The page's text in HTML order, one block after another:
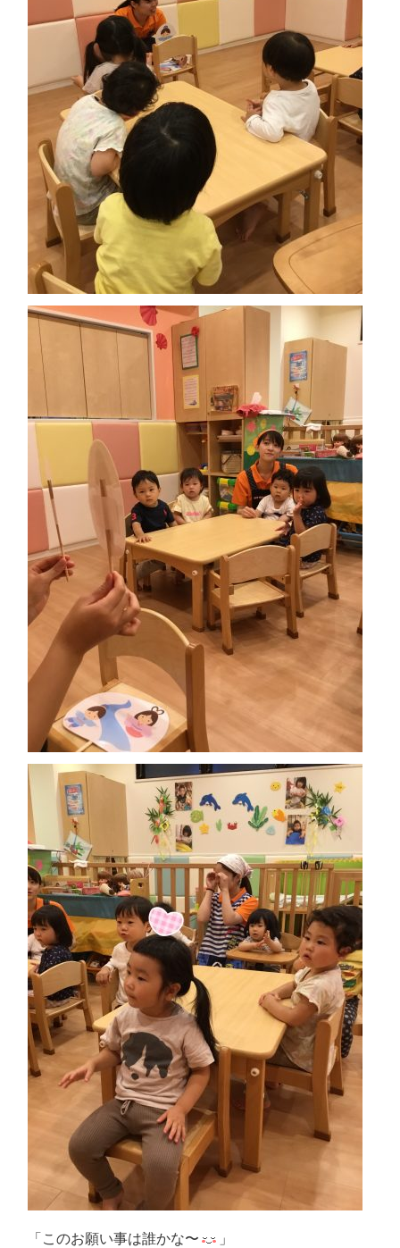
「このお願い事は誰かな〜 」